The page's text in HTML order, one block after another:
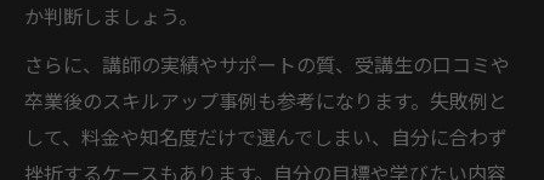
か判断しましょう。
さらに、講師の実績やサポートの質、受講生の口コミや
卒業後のスキルアップ事例も参考になります。失敗例と
して、料金や知名度だけで選んでしまい、自分に合わず